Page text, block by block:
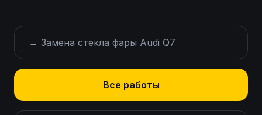
← Замена стекла фары Audi Q7
Все работы